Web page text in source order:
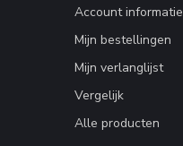
Account informatie
Mijn bestellingen
Mijn verlanglijst
Vergelijk
Alle producten